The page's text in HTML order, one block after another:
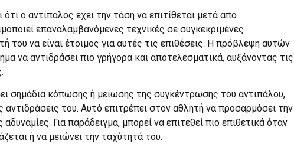
ο αντίπαλος έχει την τάση να επιτίθεται μετά από
επαναλαμβανόμενες τεχνικές σε συγκεκριμένες
του να είναι έτοιμος για αυτές τις επιθέσεις. Η πρόβλεψη αυτών
να αντιδράσει πιο γρήγορα και αποτελεσματικά, αυξάνοντας τις
σημάδια κόπωσης ή μείωσης της συγκέντρωσης του αντιπάλου,
αντιδράσεις του. Αυτό επιτρέπει στον αθλητή να προσαρμόσει την
Για παράδειγμα, μπορεί να επιτεθεί πιο επιθετικά όταν
ή να μειώνει την ταχύτητά του.